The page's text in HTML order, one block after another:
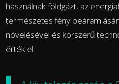
használnak földgázt, az
természetes fény
növelésével és korszerű
érték el.